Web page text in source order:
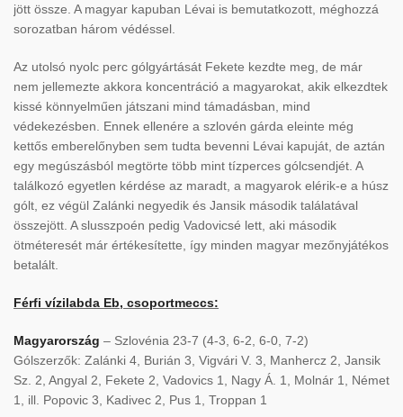
jött össze. A magyar kapuban Lévai is bemutatkozott, méghozzá
sorozatban három védéssel.
Az utolsó nyolc perc gólgyártását Fekete kezdte meg, de már
nem jellemezte akkora koncentráció a magyarokat, akik elkezdtek
kissé könnyelműen játszani mind támadásban, mind
védekezésben. Ennek ellenére a szlovén gárda eleinte még
kettős emberelőnyben sem tudta bevenni Lévai kapuját, de aztán
egy megúszásból megtörte több mint tízperces gólcsendjét. A
találkozó egyetlen kérdése az maradt, a magyarok elérik-e a húsz
gólt, ez végül Zalánki negyedik és Jansik második találatával
összejött. A slusszpoén pedig Vadovicsé lett, aki második
ötméteresét már értékesítette, így minden magyar mezőnyjátékos
betalált.
Férfi vízilabda Eb, csoportmeccs:
Magyarország – Szlovénia 23-7 (4-3, 6-2, 6-0, 7-2)
Gólszerzők: Zalánki 4, Burián 3, Vigvári V. 3, Manhercz 2, Jansik
Sz. 2, Angyal 2, Fekete 2, Vadovics 1, Nagy Á. 1, Molnár 1, Német
1, ill. Popovic 3, Kadivec 2, Pus 1, Troppan 1